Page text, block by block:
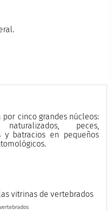
cinco grandes núcleos:
peces,
y batracios en pequeños